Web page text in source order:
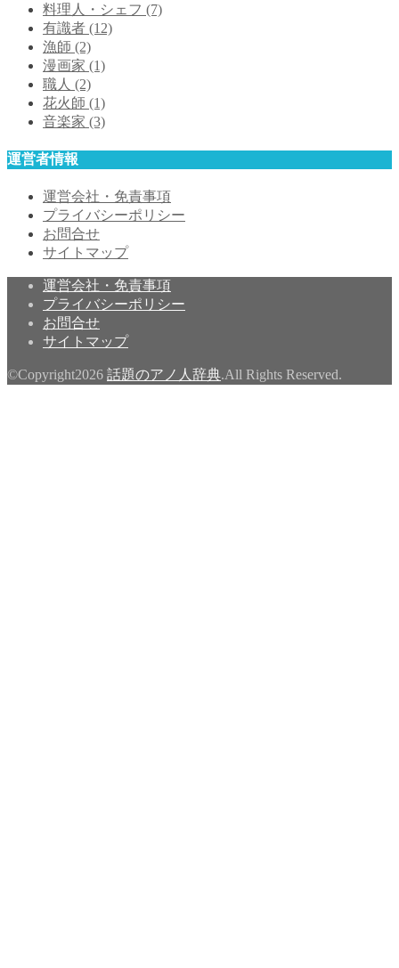
料理人・シェフ (7)
有識者 (12)
漁師 (2)
漫画家 (1)
職人 (2)
花火師 (1)
音楽家 (3)
運営者情報
運営会社・免責事項
プライバシーポリシー
お問合せ
サイトマップ
運営会社・免責事項
プライバシーポリシー
お問合せ
サイトマップ
©Copyright2026 話題のアノ人辞典.All Rights Reserved.